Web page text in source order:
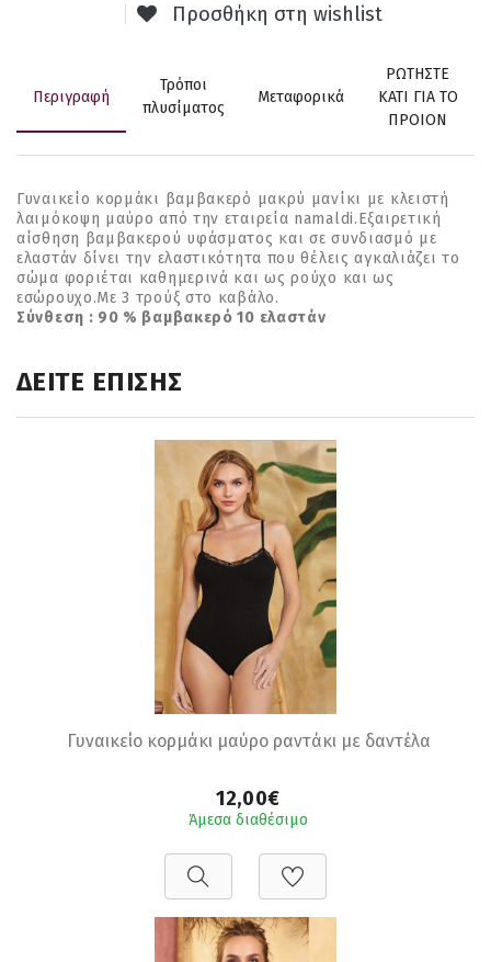
Προσθήκη στη wishlist
Περιγραφή
Τρόποι
πλυσίματος
Μεταφορικά
ΡΩΤΗΣΤΕ
ΚΑΤΙ ΓΙΑ ΤΟ
ΠΡΟΙΟΝ
Γυναικείο κορμάκι βαμβακερό μακρύ μανίκι με κλειστή
λαιμόκοψη μαύρο από την εταιρεία namaldi.Εξαιρετική
αίσθηση βαμβακερού υφάσματος και σε συνδιασμό με
ελαστάν δίνει την ελαστικότητα που θέλεις αγκαλιάζει το
σώμα φοριέται καθημερινά και ως ρούχο και ως
εσώρουχο.Με 3 τρούξ στο καβάλο.
Σύνθεση : 90 % βαμβακερό 10 ελαστάν
ΔΕΙΤΕ ΕΠΙΣΗΣ
Γυναικείο κορμάκι μαύρο ραντάκι με δαντέλα
12,00€
Άμεσα διαθέσιμο